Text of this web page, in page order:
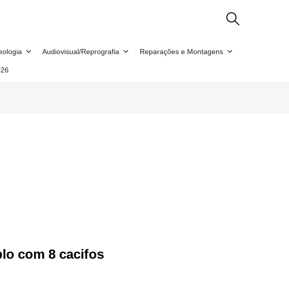
Audiovisual/Reprografia Reparações e Montagens
com 8 cacifos